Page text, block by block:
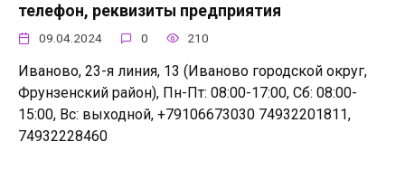
телефон, реквизиты предприятия
09.04.2024 0 210
Иваново, 23-я линия, 13 (Иваново городской округ,
Фрунзенский район), Пн-Пт: 08:00-17:00, Сб: 08:00-
15:00, Вс: выходной, +79106673030 74932201811,
74932228460